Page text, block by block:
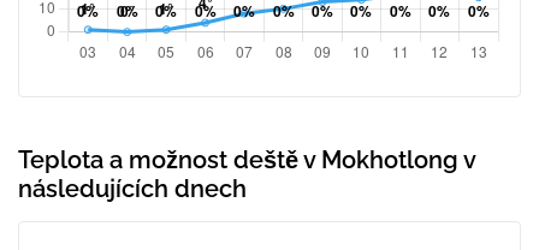
Teplota a možnost deště v Mokhotlong v
následujících dnech